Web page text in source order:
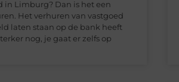
in Limburg? Dan is het een
Het verhuren van vastgoed
laten staan op de bank heeft
nog, je gaat er zelfs op